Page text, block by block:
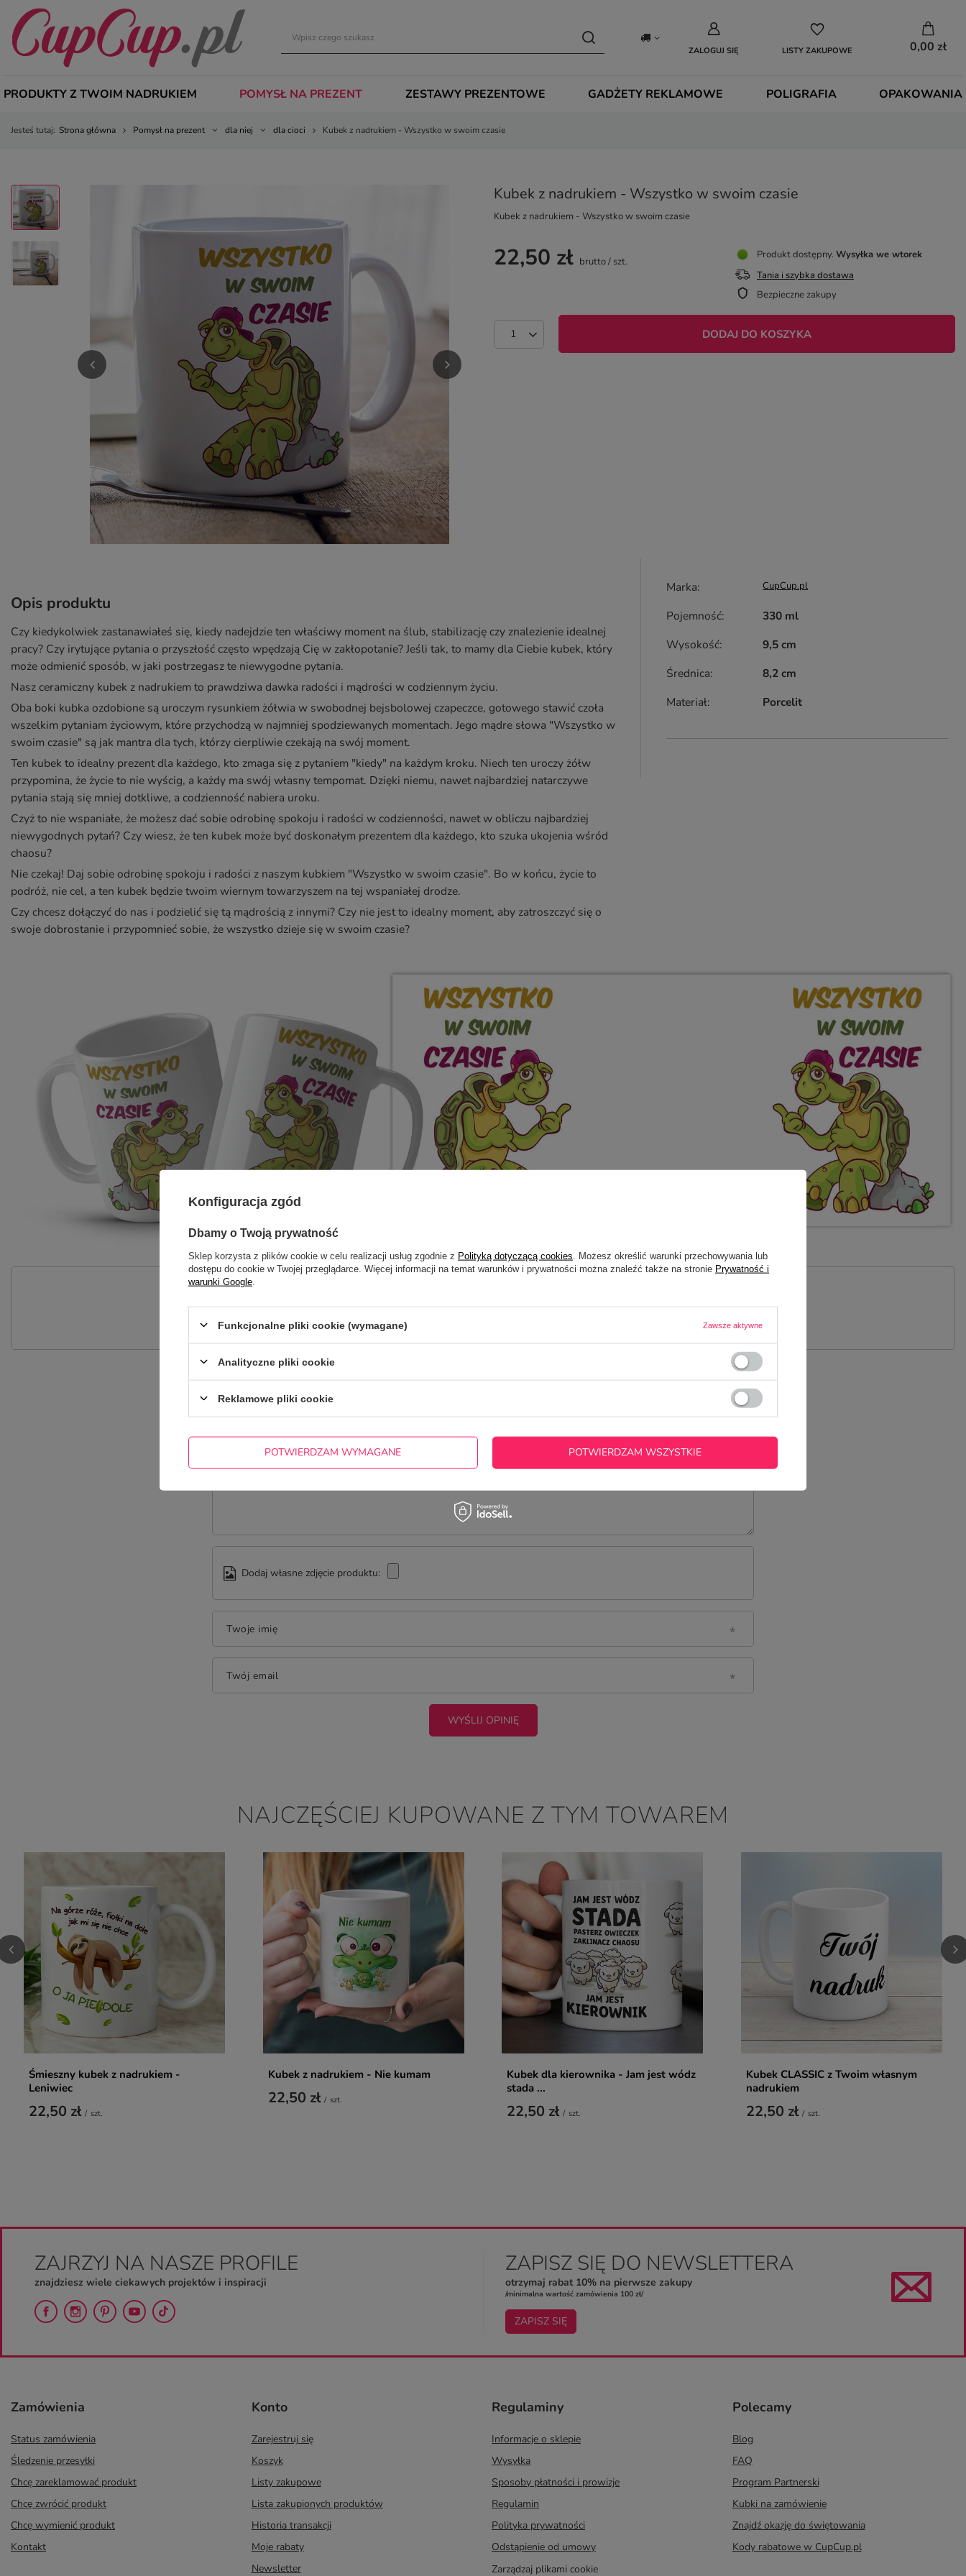
ZALOGUJ SIĘ LISTY ZAKUPOWE 0,00 zł
PRODUKTY Z TWOIM NADRUKIEM POMYSŁ NA PREZENT ZESTAWY PREZENTOWE GADŻETY REKLAMOWE POLIGRAFIA OPAKOWANIA
Jesteś tutaj: Strona główna Pomysł na prezent dla niej dla cioci Kubek z nadrukiem - Wszystko w swoim czasie
Kubek z nadrukiem - Wszystko w swoim czasie
Kubek z nadrukiem - Wszystko w swoim czasie
22,50 zł brutto/ szt.
DODAJ DO KOSZYKA
Produkt dostępny Wysyłka we wtorek
Tania i szybka dostawa
Bezpieczne zakupy
Opis produktu
Czy kiedykolwiek zastanawiałeś się, kiedy nadejdzie ten właściwy moment na ślub, stabilizację czy znalezienie idealnej
pracy? Czy irytujące pytania o przyszłość często wpędzają Cię w zakłopotanie? Jeśli tak, to mamy dla Ciebie kubek, który
może odmienić sposób, w jaki postrzegasz te niewygodne pytania.
Nasz ceramiczny kubek z nadrukiem to prawdziwa dawka radości i mądrości w codziennym życiu.
Oba boki kubka ozdobione są uroczym rysunkiem żółwia w swobodnej bejsbolowej czapeczce, gotowego stawić czoła
wszelkim pytaniam życiowym, które przychodzą w najmniej spodziewanych momentach. Jego mądre słowa "Wszystko w
swoim czasie" są jak mantra dla tych, którzy cierpliwie czekają na swój moment.
Ten kubek to idealny prezent dla każdego, kto zmaga się z pytaniem "kiedy" na każdym kroku. Niech ten uroczy żółw
przypomina, że życie to nie wyścig, a każdy ma swój własny tempomat. Dzięki niemu, nawet najbardziej natarczywe
pytania stają się mniej dotkliwe, a codzienność nabiera uroku.
Czyż to nie wspaniałe, że możesz dać sobie odrobinę spokoju i radości w codzienności, nawet w obliczu najbardziej
niewygodnych pytań? Czy wiesz, że ten kubek może być doskonałym prezentem dla każdego, kto szuka ukojenia wśród
chaosu?
Nie czekaj! Daj sobie odrobinę spokoju i radości z naszym kubkiem "Wszystko w swoim czasie". Bo w końcu, życie to
podróż, nie cel, a ten kubek będzie twoim wiernym towarzyszem na tej wspaniałej drodze.
Czy chcesz dołączyć do nas i podzielić się tą mądrością z innymi? Czy nie jest to idealny moment, aby zatroszczyć się o
swoje dobrostanie i przypomnieć sobie, że wszystko dzieje się w swoim czasie?
Marka CupCup.pl
Pojemność
330 ml
Wysokość
9,5 cm
Średnica
8,2 cm
Materiał
Porcelit
5/5
Dodaj własne zdjęcie produktu:
Twoje imię
Twój email
WYŚLIJ OPINIĘ
NAJCZĘŚCIEJ KUPOWANE Z TYM TOWAREM
Śmieszny kubek z nadrukiem -
Leniwiec
22,50 zł / szt.
Kubek z nadrukiem - Nie kumam
22,50 zł / szt.
Kubek dla kierownika - Jam jest wódz
stada ...
22,50 zł / szt.
Kubek CLASSIC z Twoim własnym
nadrukiem
22,50 zł / szt.
ZAJRZYJ NA NASZE PROFILE
znajdziesz wiele ciekawych projektów i inspiracji
ZAPISZ SIĘ DO NEWSLETTERA
otrzymaj rabat 10% na pierwsze zakupy
/minimalna wartość zamówienia 100 zł/
ZAPISZ SIĘ
Zamówienia
Status zamówienia
Śledzenie przesyłki
Chcę zareklamować produkt
Chcę zwrócić produkt
Chcę wymienić produkt
Kontakt
Konto
Zarejestruj się
Koszyk
Listy zakupowe
Lista zakupionych produktów
Historia transakcji
Moje rabaty
Newsletter
Regulaminy
Informacje o sklepie
Wysyłka
Sposoby płatności i prowizje
Regulamin
Polityka prywatności
Odstąpienie od umowy
Zarządzaj plikami cookie
Polecamy
Blog
FAQ
Program Partnerski
Kubki na zamówienie
Znajdź okazję do świętowania
Kody rabatowe w CupCup.pl
Konfiguracja zgód
Dbamy o Twoją prywatność
Sklep korzysta z plików cookie w celu realizacji usług zgodnie z Polityką dotyczącą cookies . Możesz określić warunki przechowywania lub
dostępu do cookie w Twojej przeglądarce. Więcej informacji na temat warunków i prywatności można znaleźć także na stronie Prywatność i
warunki Google
Funkcjonalne pliki cookie (wymagane) Zawsze aktywne
Analityczne pliki cookie
Reklamowe pliki cookie
POTWIERDZAM WYMAGANE POTWIERDZAM WSZYSTKIE